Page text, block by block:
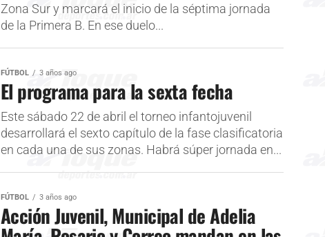
Zona Sur y marcará el inicio de la séptima jornada
de la Primera B. En ese duelo...
FÚTBOL 3 años ago
El programa para la sexta fecha
Este sábado 22 de abril el torneo infantojuvenil
desarrollará el sexto capítulo de la fase clasificatoria
en cada una de sus zonas. Habrá súper jornada en...
FÚTBOL 3 años ago
Acción Juvenil, Municipal de Adelia